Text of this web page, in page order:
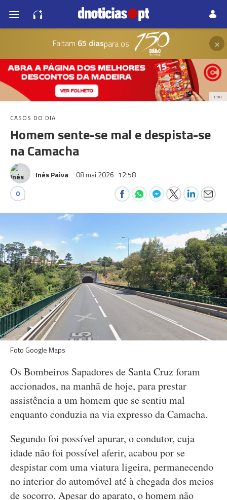
Faltam 65 diaspara os ×
PUB
CASOS DO DIA
Homem sente-se mal e despista-se
na Camacha
Inês Paiva 08 mai 2026 12:58
0
Foto Google Maps
Os Bombeiros Sapadores de Santa Cruz foram
accionados, na manhã de hoje, para prestar
assistência a um homem que se sentiu mal
enquanto conduzia na via expresso da Camacha.
Segundo foi possível apurar, o condutor, cuja
idade não foi possível aferir, acabou por se
despistar com uma viatura ligeira, permanecendo
no interior do automóvel até à chegada dos meios
de socorro. Apesar do aparato, o homem não